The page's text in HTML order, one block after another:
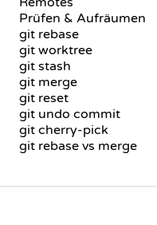
Prüfen & Aufräumen
git rebase
git worktree
git stash
git merge
git reset
git undo commit
git cherry-pick
git rebase vs merge